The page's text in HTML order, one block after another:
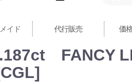
イド 代行販売 価
FANCY